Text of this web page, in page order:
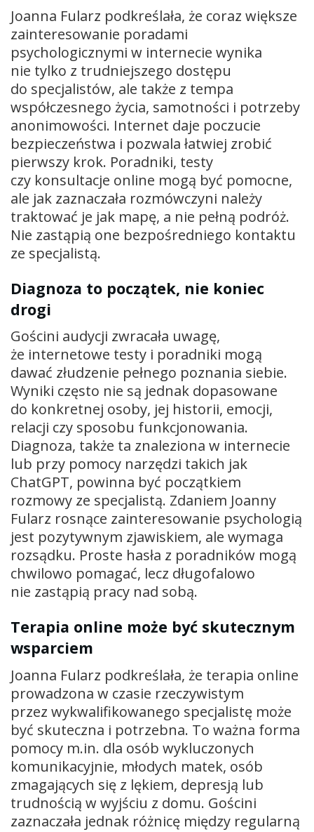
Joanna Fularz podkreślała, że coraz większe
zainteresowanie poradami
psychologicznymi w internecie wynika
nie tylko z trudniejszego dostępu
do specjalistów, ale także z tempa
współczesnego życia, samotności i potrzeby
anonimowości. Internet daje poczucie
bezpieczeństwa i pozwala łatwiej zrobić
pierwszy krok. Poradniki, testy
czy konsultacje online mogą być pomocne,
ale jak zaznaczała rozmówczyni należy
traktować je jak mapę, a nie pełną podróż.
Nie zastąpią one bezpośredniego kontaktu
ze specjalistą.
Diagnoza to początek, nie koniec
drogi
Gościni audycji zwracała uwagę,
że internetowe testy i poradniki mogą
dawać złudzenie pełnego poznania siebie.
Wyniki często nie są jednak dopasowane
do konkretnej osoby, jej historii, emocji,
relacji czy sposobu funkcjonowania.
Diagnoza, także ta znaleziona w internecie
lub przy pomocy narzędzi takich jak
ChatGPT, powinna być początkiem
rozmowy ze specjalistą. Zdaniem Joanny
Fularz rosnące zainteresowanie psychologią
jest pozytywnym zjawiskiem, ale wymaga
rozsądku. Proste hasła z poradników mogą
chwilowo pomagać, lecz długofalowo
nie zastąpią pracy nad sobą.
Terapia online może być skutecznym
wsparciem
Joanna Fularz podkreślała, że terapia online
prowadzona w czasie rzeczywistym
przez wykwalifikowanego specjalistę może
być skuteczna i potrzebna. To ważna forma
pomocy m.in. dla osób wykluczonych
komunikacyjnie, młodych matek, osób
zmagających się z lękiem, depresją lub
trudnością w wyjściu z domu. Gościni
zaznaczała jednak różnicę między regularną